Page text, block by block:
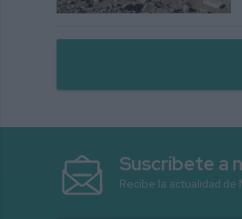
Suscríbete a
Recibe la actualidad